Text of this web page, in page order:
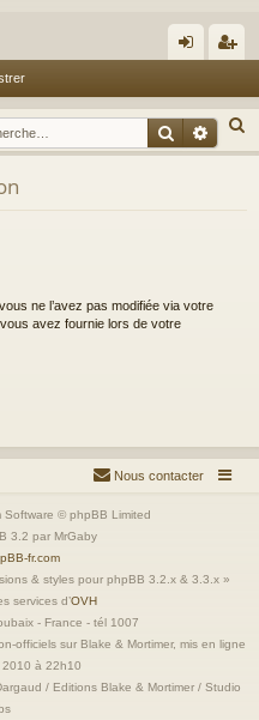
ne
xi
nr
eg
e
ne l’avez pas modifiée via votre
vous avez fournie lors de votre
Nous contacter
Software © phpBB Limited
3.2 par MrGaby
fr.com
& styles pour phpBB 3.2.x & 3.3.x »
services d’OVH
- France - tél 1007
officiels sur Blake & Mortimer, mis en ligne
2010 à 22h10
/ Editions Blake & Mortimer / Studio